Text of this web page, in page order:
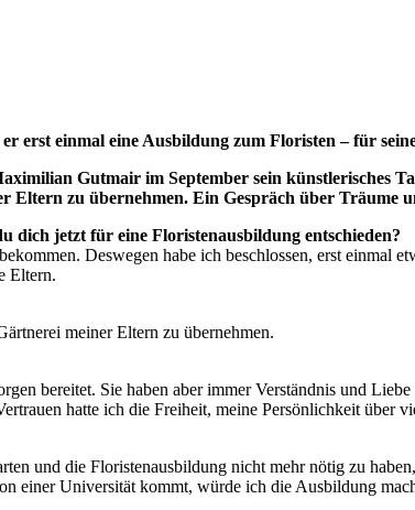
erst einmal eine Ausbildung zum Floristen – für
Gutmair im September sein künstlerisches
Eltern zu übernehmen. Ein Gespräch über Träume
dich jetzt für eine Floristenausbildung entschieden?
Deswegen habe ich beschlossen, erst einmal
Eltern.
meiner Eltern zu übernehmen.
bereitet. Sie haben aber immer Verständnis und
hatte ich die Freiheit, meine Persönlichkeit über
und die Floristenausbildung nicht mehr nötig zu
einer Universität kommt, würde ich die Ausbildung